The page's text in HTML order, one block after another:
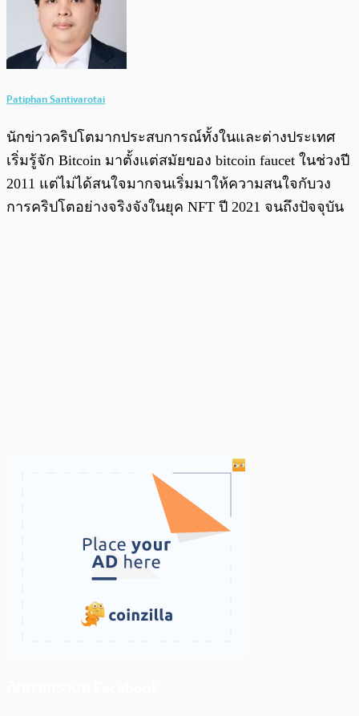
Patiphan Santivarotai
นักข่าวคริปโตมากประสบการณ์ทั้งในและต่างประเทศ
เริ่มรู้จัก Bitcoin มาตั้งแต่สมัยของ bitcoin faucet ในช่วงปี
2011 แต่ไม่ได้สนใจมากจนเริ่มมาให้ความสนใจกับวง
การคริปโตอย่างจริงจังในยุค NFT ปี 2021 จนถึงปัจจุบัน